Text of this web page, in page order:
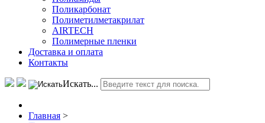
Поликарбонат
Полиметилметакрилат
AIRTECH
Полимерные пленки
Доставка и оплата
Контакты
Искать...
Главная >